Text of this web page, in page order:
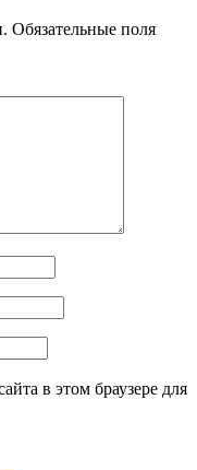
Обязательные поля
в этом браузере для